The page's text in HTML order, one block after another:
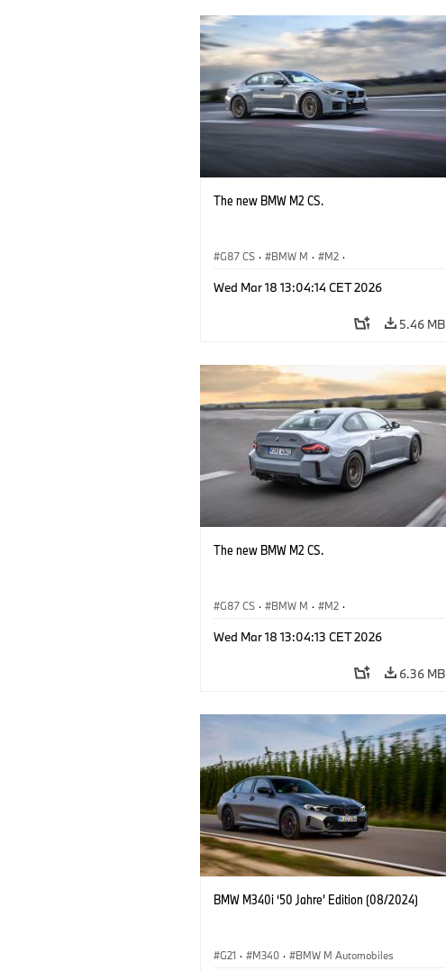
The new BMW M2 CS.
G87 CS · BMW M · M2 ·
Wed Mar 18 13:04:14 CET 2026
5.46 MB
The new BMW M2 CS.
G87 CS · BMW M · M2 ·
Wed Mar 18 13:04:13 CET 2026
6.36 MB
BMW M340i ‘50 Jahre’ Edition (08/2024)
G21 · M340 · BMW M Automobiles